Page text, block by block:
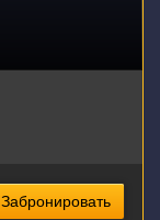
Забронировать